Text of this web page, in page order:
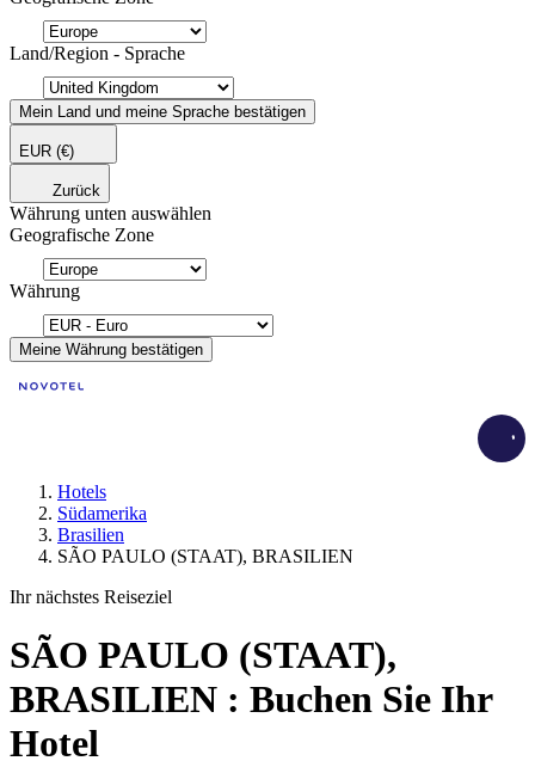
Land/Region - Sprache
Mein Land und meine Sprache bestätigen
EUR (€)
Zurück
Währung unten auswählen
Geografische Zone
Währung
Meine Währung bestätigen
Hotels
Südamerika
Brasilien
SÃO PAULO (STAAT), BRASILIEN
Ihr nächstes Reiseziel
SÃO PAULO (STAAT),
BRASILIEN : Buchen Sie Ihr
Hotel